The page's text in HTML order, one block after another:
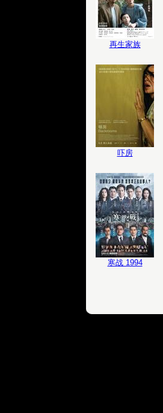
再生家族
吓房
寒战 1994